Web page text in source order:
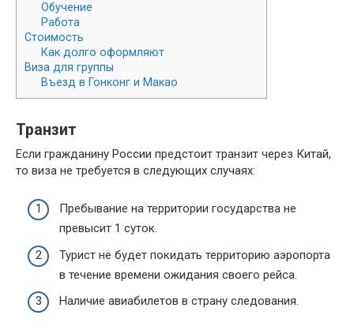
Обучение
Работа
Стоимость
Как долго оформляют
Виза для группы
Въезд в Гонконг и Макао
Транзит
Если гражданину России предстоит транзит через Китай,
то виза не требуется в следующих случаях:
Пребывание на территории государства не
превысит 1 суток.
Турист не будет покидать территорию аэропорта
в течение времени ожидания своего рейса.
Наличие авиабилетов в страну следования.